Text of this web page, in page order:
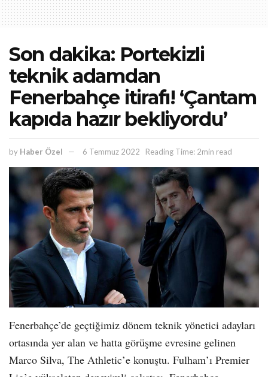
Son dakika: Portekizli
teknik adamdan
Fenerbahçe itirafı! ‘Çantam
kapıda hazır bekliyordu’
by Haber Özel 6 Temmuz 2022 Reading Time: 2min read
Fenerbahçe’de geçtiğimiz dönem teknik yönetici adayları
ortasında yer alan ve hatta görüşme evresine gelinen
Marco Silva, The Athletic’e konuştu. Fulham’ı Premier